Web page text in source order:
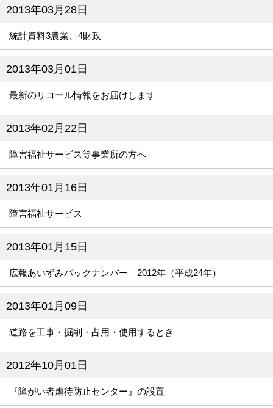
2013年03月28日
統計資料3農業、4財政
2013年03月01日
最新のリコール情報をお届けします
2013年02月22日
障害福祉サービス等事業所の方へ
2013年01月16日
障害福祉サービス
2013年01月15日
広報あいずみバックナンバー 2012年（平成24年）
2013年01月09日
道路を工事・掘削・占用・使用するとき
2012年10月01日
『障がい者虐待防止センター』の設置